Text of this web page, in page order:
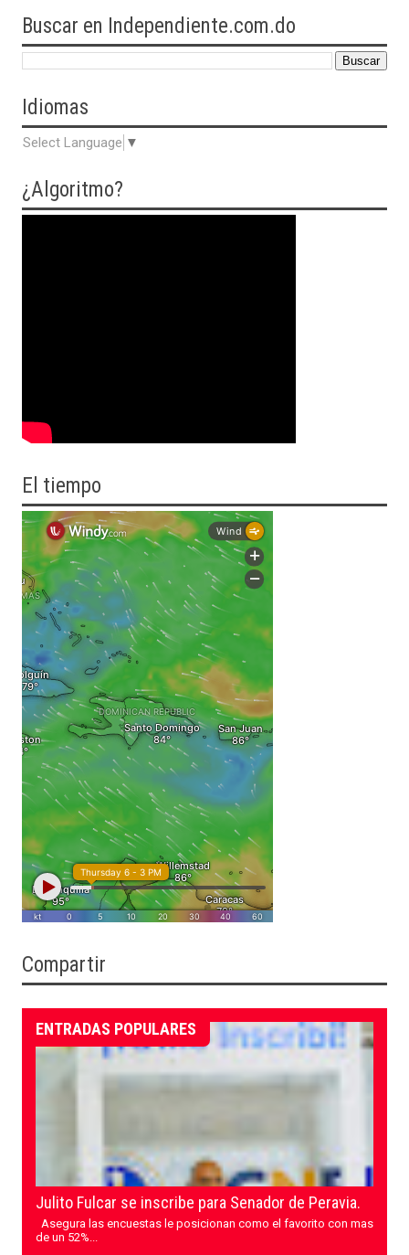
Buscar en Independiente.com.do
Idiomas
Select Language ▼
¿Algoritmo?
El tiempo
Compartir
ENTRADAS POPULARES
Julito Fulcar se inscribe para Senador de Peravia.
Asegura las encuestas le posicionan como el favorito con mas
de un 52%...